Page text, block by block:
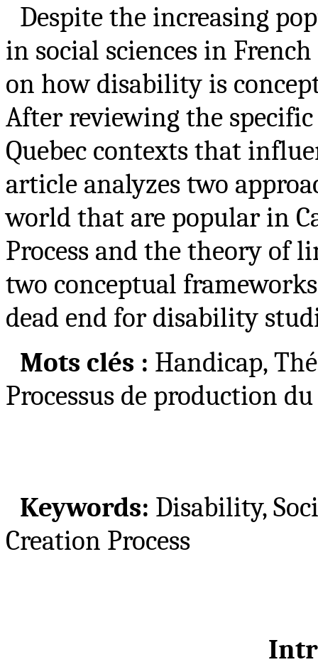
Despite the increasing
in social sciences in
on how disability is
After reviewing the
Quebec contexts that
article analyzes two
world that are popular in
Process and the theory of
two conceptual
dead end for disability
Mots clés : Handicap,
Processus de production
Keywords: Disability,
Creation Process